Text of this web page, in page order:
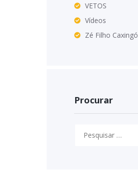
VETOS
Vídeos
Zé Filho Caxingó
Procurar
por: